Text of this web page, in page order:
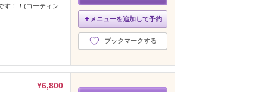
す！！(コーティン
メニューを追加して予約
ブックマークする
¥6,800